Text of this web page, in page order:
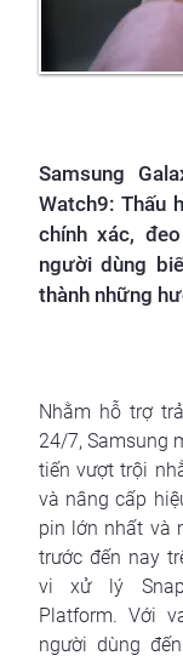
Samsung
Watch9: Thấu
chính xác,
người dùng
thành những
Nhằm hỗ trợ
24/7, Samsung
tiến vượt trội
và nâng cấp
pin lớn nhất và
trước đến nay
vi xử lý
Platform. Với
người dùng